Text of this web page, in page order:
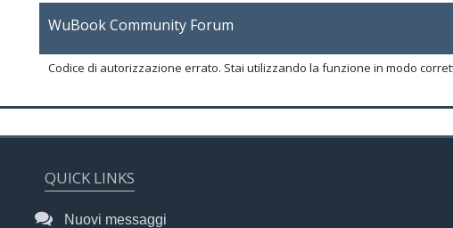
WuBook Community Forum
Codice di autorizzazione errato. Stai utilizzando la funzione in modo
QUICK LINKS
Nuovi messaggi